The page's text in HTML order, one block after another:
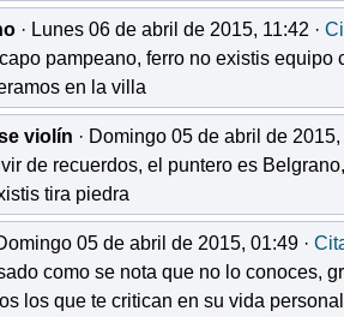
· Lunes 06 de abril de 2015, 11:42 ·
pampeano, ferro no existis equipo
en la villa
violín · Domingo 05 de abril de
de recuerdos, el puntero es
tira piedra
05 de abril de 2015, 01:49 ·
como se nota que no lo conoces,
los que te critican en su vida